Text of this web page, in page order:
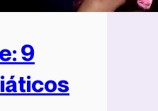
9